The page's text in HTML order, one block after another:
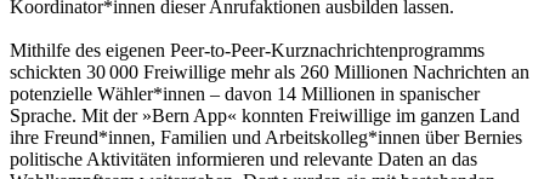
Koordinator*innen dieser Anrufaktionen ausbilden lassen.
Mithilfe des eigenen Peer-to-Peer-Kurznachrichtenprogramms
schickten 30 000 Freiwillige mehr als 260 Millionen Nachrichten an
potenzielle Wähler*innen – davon 14 Millionen in spanischer
Sprache. Mit der »Bern App« konnten Freiwillige im ganzen Land
ihre Freund*innen, Familien und Arbeitskolleg*innen über Bernies
politische Aktivitäten informieren und relevante Daten an das